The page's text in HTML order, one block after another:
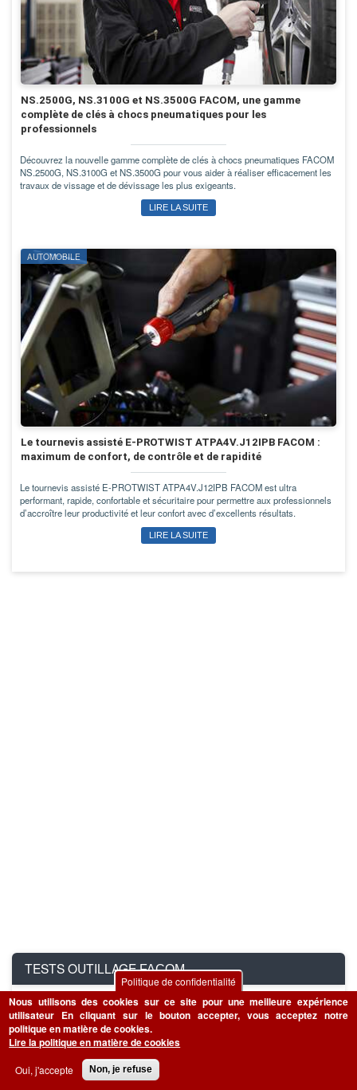
NS.2500G, NS.3100G et NS.3500G FACOM, une gamme
complète de clés à chocs pneumatiques pour les
professionnels
Découvrez la nouvelle gamme complète de clés à chocs pneumatiques FACOM
NS.2500G, NS.3100G et NS.3500G pour vous aider à réaliser efficacement les
travaux de vissage et de dévissage les plus exigeants.
LIRE LA SUITE
AUTOMOBILE
Le tournevis assisté E-PROTWIST ATPA4V.J12IPB FACOM :
maximum de confort, de contrôle et de rapidité
Le tournevis assisté E-PROTWIST ATPA4V.J12IPB FACOM est ultra
performant, rapide, confortable et sécuritaire pour permettre aux professionnels
d’accroître leur productivité et leur confort avec d’excellents résultats.
LIRE LA SUITE
TESTS OUTILLAGEFACOM
INDUSTRIE
Politique de confidentialité
Nous utilisons des cookies sur ce site pour une meilleure expérience
utilisateur En cliquant sur le bouton accepter, vous acceptez notre
politique en matière de cookies.
Lire la politique en matière de cookies
Oui, j'accepte Non, je refuse